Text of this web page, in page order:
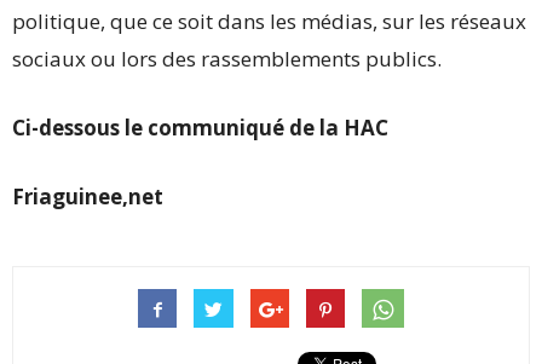
politique, que ce soit dans les médias, sur les réseaux
sociaux ou lors des rassemblements publics.
Ci-dessous le communiqué de la HAC
Friaguinee,net